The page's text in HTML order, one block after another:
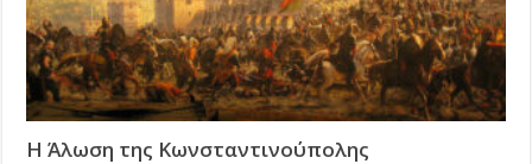
Η Άλωση της Κωνσταντινούπολης